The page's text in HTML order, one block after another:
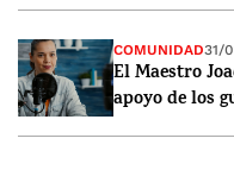
COMUNIDAD31/
El Maestro
apoyo de los